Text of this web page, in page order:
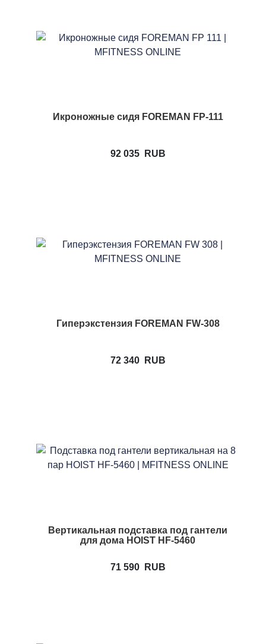
Икроножные сидя FOREMAN FP-111
92 035 RUB
Гиперэкстензия FOREMAN FW-308
72 340 RUB
Вертикальная подставка под гантели
для дома HOIST HF-5460
71 590 RUB